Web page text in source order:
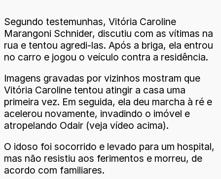
Segundo testemunhas, Vitória Caroline
Marangoni Schnider, discutiu com as vítimas na
rua e tentou agredi-las. Após a briga, ela entrou
no carro e jogou o veículo contra a residência.
Imagens gravadas por vizinhos mostram que
Vitória Caroline tentou atingir a casa uma
primeira vez. Em seguida, ela deu marcha à ré e
acelerou novamente, invadindo o imóvel e
atropelando Odair (veja vídeo acima).
O idoso foi socorrido e levado para um hospital,
mas não resistiu aos ferimentos e morreu, de
acordo com familiares.